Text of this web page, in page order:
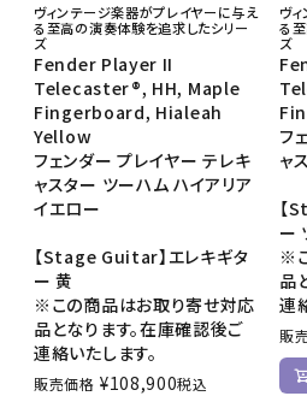
ヴィンテージ楽器がプレイヤーに与え
る至高の演奏体験を追求したシリー
ズ
Fender Player II
Telecaster®, HH, Maple
Fingerboard, Hialeah
Yellow
フェンダー プレイヤー テレキ
ャスター ツーハム ハイアリア
イエロー
【Stage Guitar】エレキギタ
ー 黄
※この商品はお取り寄せ対応
品となります。在庫確認後ご
連絡いたします。
販売価格 ¥108,900税込
ヴ
る
ズ
フ
ャ
【
ー
※
品
連
販